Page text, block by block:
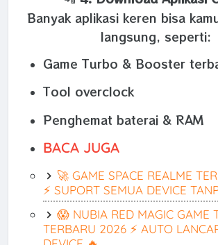
Banyak aplikasi keren bisa
langsung, seperti:
Game Turbo & Booster
Tool overclock
Penghemat baterai & RAM
BACA JUGA
🚀 GAME SPACE REALME
⚡ SUPORT SEMUA DEVICE
😱 NUBIA RED MAGIC GAME
TERBARU 2026 ⚡ AUTO